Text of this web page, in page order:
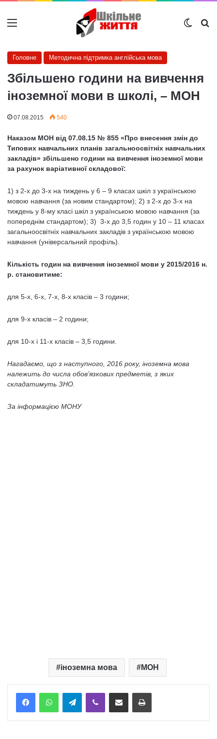
Меню
Головне Методична підтримка англійська мова
Збільшено години на вивчення
іноземної мови в школі, – МОН
07.08.2015 540
Наказом МОН від 07.08.15 № 855 «Про внесення змін до
Типових навчальних планів загальноосвітніх навчальних
закладів» збільшено години на вивчення іноземної мови
за рахунок варіативної складової:
1) з 2-х до 3-х на тиждень у 6 – 9 класах шкіл з українською
мовою навчання (за новим стандартом); 2) з 2-х до 3-х на
тиждень у 8-му класі шкіл з українською мовою навчання (за
попереднім стандартом); 3) 3-х до 3,5 годин у 10 – 11 класах
загальноосвітніх навчальних закладів з українською мовою
навчання (універсальний профіль).
Кількість годин на вивчення іноземної мови у 2015/2016 н.
р. становитиме:
для 5-х, 6-х, 7-х, 8-х класів – 3 години;
для 9-х класів – 2 години;
для 10-х і 11-х класів – 3,5 години.
Нагадаємо, що з наступного, 2016 року, іноземна мова
належить до числа обов’язкових предметів, з яких
складатимуть ЗНО.
За інформацією МОНУ
іноземна мова МОН
TelegramViber Надіслати електронною поштоюНадрукувати